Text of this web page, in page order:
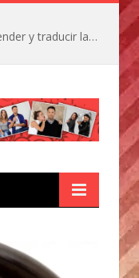
La IA está acercándonos a comprender y traducir las vocalizaciones y comportamientos de nuestras mascotas